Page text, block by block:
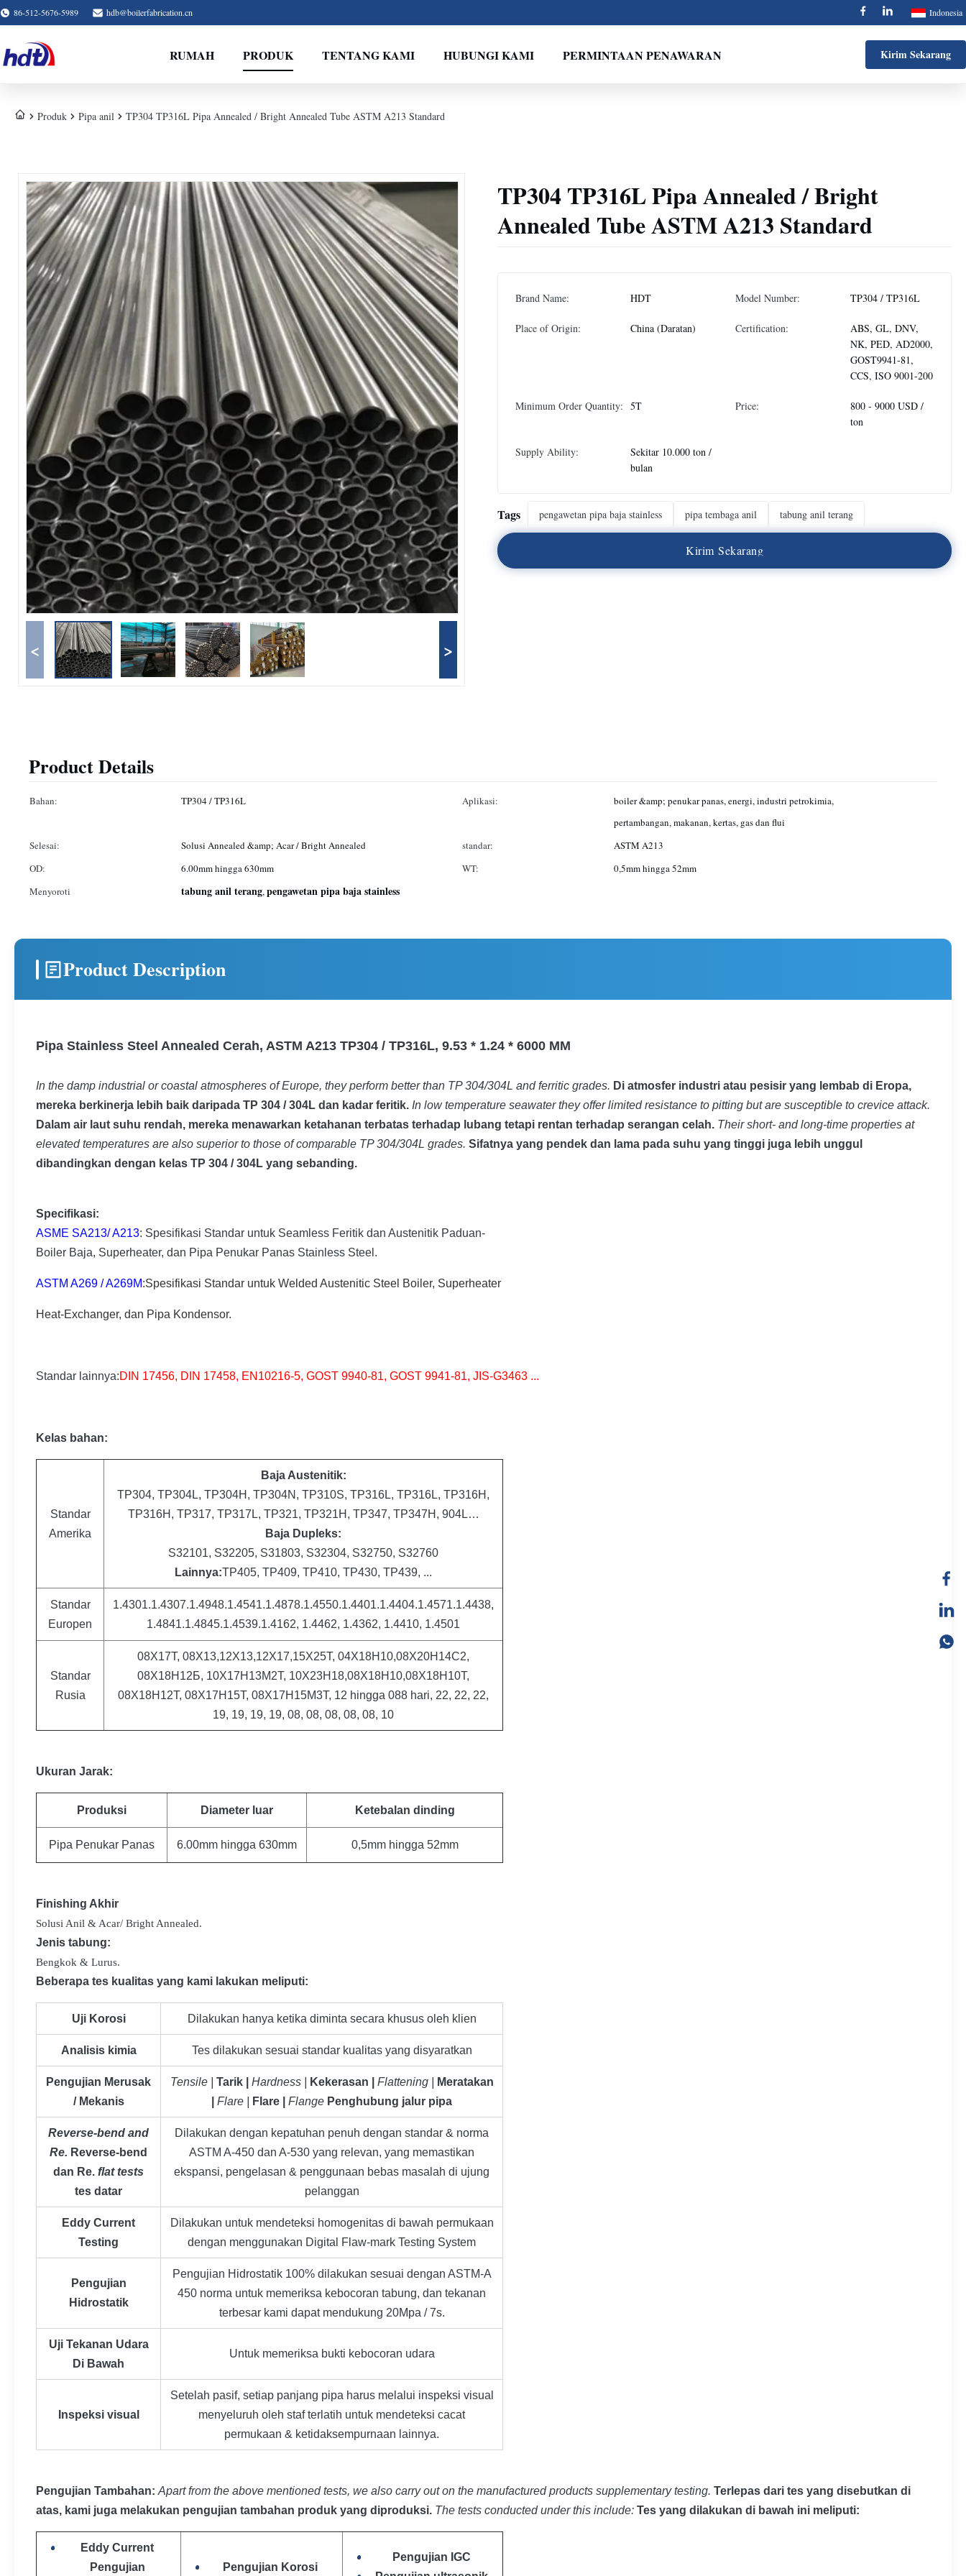
86-512-5676-5989 hdb@boilerfabrication.cn Indonesia
RUMAH PRODUK TENTANG KAMI HUBUNGI KAMI PERMINTAAN PENAWARAN Kirim Sekarang
Produk Pipa anil TP304 TP316L Pipa Annealed / Bright Annealed Tube ASTM A213 Standard
< >
TP304 TP316L Pipa Annealed / Bright
Annealed Tube ASTM A213 Standard
Brand Name: HDT Model Number: TP304 / TP316L
Place of Origin: China (Daratan) Certification:
ABS, GL, DNV,
NK, PED, AD2000,
GOST9941-81,
CCS, ISO 9001-200
Minimum Order Quantity: 5T Price:
800 - 9000 USD /
ton
Supply Ability:
Sekitar 10.000 ton /
bulan
Tags pengawetan pipa baja stainless pipa tembaga anil tabung anil terang
Kirim Sekarang
Product Details
Bahan: TP304 / TP316L Aplikasi:
boiler &amp; penukar panas, energi, industri petrokimia,
pertambangan, makanan, kertas, gas dan flui
Selesai:
Solusi Annealed &amp; Acar / Bright Annealed standar:
ASTM A213
OD:
6.00mm hingga 630mm WT:
0,5mm hingga 52mm
Menyoroti
tabung anil terang,pengawetan pipa baja stainless
Product Description
Pipa Stainless Steel Annealed Cerah, ASTM A213 TP304 / TP316L, 9.53 * 1.24 * 6000 MM
In the damp industrial or coastal atmospheres of Europe, they perform better than TP 304/304L and ferritic grades. Di atmosfer industri atau pesisir yang lembab di Eropa,
mereka berkinerja lebih baik daripada TP 304 / 304L dan kadar feritik. In low temperature seawater they offer limited resistance to pitting but are susceptible to crevice attack.
Dalam air laut suhu rendah, mereka menawarkan ketahanan terbatas terhadap lubang tetapi rentan terhadap serangan celah. Their short- and long-time properties at
elevated temperatures are also superior to those of comparable TP 304/304L grades. Sifatnya yang pendek dan lama pada suhu yang tinggi juga lebih unggul
dibandingkan dengan kelas TP 304 / 304L yang sebanding.
Specifikasi:
ASME SA213/ A213: Spesifikasi Standar untuk Seamless Feritik dan Austenitik Paduan-
Boiler Baja, Superheater, dan Pipa Penukar Panas Stainless Steel.
ASTM A269 / A269M:Spesifikasi Standar untuk Welded Austenitic Steel Boiler, Superheater
Heat-Exchanger, dan Pipa Kondensor.
Standar lainnya:DIN 17456, DIN 17458, EN10216-5, GOST 9940-81, GOST 9941-81, JIS-G3463 ...
Kelas bahan:
Standar
Amerika
Baja Austenitik:
TP304, TP304L, TP304H, TP304N, TP310S, TP316L, TP316L, TP316H,
TP316H, TP317, TP317L, TP321, TP321H, TP347, TP347H, 904L…
Baja Dupleks:
S32101, S32205, S31803, S32304, S32750, S32760
Lainnya:TP405, TP409, TP410, TP430, TP439, ...
Standar
Europen
1.4301.1.4307.1.4948.1.4541.1.4878.1.4550.1.4401.1.4404.1.4571.1.4438,
1.4841.1.4845.1.4539.1.4162, 1.4462, 1.4362, 1.4410, 1.4501
Standar
Rusia
08Х17Т, 08Х13,12Х13,12Х17,15Х25Т, 04Х18Н10,08Х20Н14С2,
08Х18Н12Б, 10Х17Н13М2Т, 10Х23Н18,08Х18Н10,08Х18Н10Т,
08Х18Н12Т, 08Х17Н15Т, 08Х17Н15М3Т, 12 hingga 088 hari, 22, 22, 22,
19, 19, 19, 19, 08, 08, 08, 08, 08, 10
Ukuran Jarak:
Produksi Diameter luar Ketebalan dinding
Pipa Penukar Panas 6.00mm hingga 630mm 0,5mm hingga 52mm
Finishing Akhir
Solusi Anil & Acar/ Bright Annealed.
Jenis tabung:
Bengkok & Lurus.
Beberapa tes kualitas yang kami lakukan meliputi:
Uji Korosi Dilakukan hanya ketika diminta secara khusus oleh klien
Analisis kimia Tes dilakukan sesuai standar kualitas yang disyaratkan
Pengujian Merusak
/ Mekanis
Tensile | Tarik | Hardness | Kekerasan | Flattening |
Meratakan
Flare | Flare | Flange Penghubung jalur pipa
Reverse-bend and
Re. Reverse-bend
dan Re. flat tests
tes datar
Dilakukan dengan kepatuhan penuh dengan standar & norma
ASTM A-450 dan A-530 yang relevan, yang memastikan
ekspansi, pengelasan & penggunaan bebas masalah di ujung
pelanggan
Eddy Current
Testing
Dilakukan untuk mendeteksi homogenitas di bawah permukaan
dengan menggunakan Digital Flaw-mark Testing System
Pengujian
Hidrostatik
Pengujian Hidrostatik 100% dilakukan sesuai dengan ASTM-A
450 norma untuk memeriksa kebocoran tabung, dan tekanan
terbesar kami dapat mendukung 20Mpa / 7s.
Uji Tekanan Udara
Di Bawah
Untuk memeriksa bukti kebocoran udara
Inspeksi visual
Setelah pasif, setiap panjang pipa harus melalui inspeksi visual
menyeluruh oleh staf terlatih untuk mendeteksi cacat
permukaan & ketidaksempurnaan lainnya.
Pengujian Tambahan: Apart from the above mentioned tests, we also carry out on the manufactured products supplementary testing. Terlepas dari tes yang disebutkan di
atas, kami juga melakukan pengujian tambahan produk yang diproduksi. The tests conducted under this include: Tes yang dilakukan di bawah ini meliputi:
Eddy Current
Pengujian
Pengujian Korosi
Pengujian IGC